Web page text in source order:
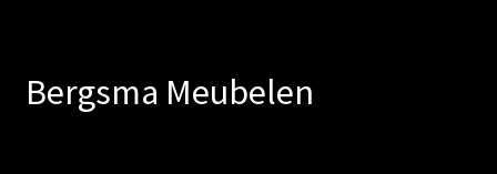
Bergsma Meubelen